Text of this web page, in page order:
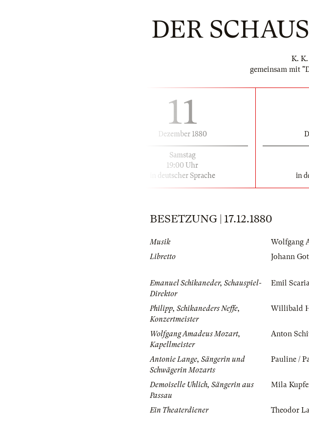
DER
K.
gemeinsam mit
11
Dezember 1880
Samstag
19:00 Uhr
in deutscher Sprache
in
BESETZUNG | 17.12.1880
Musik
Wolfgang
Libretto
Johann
Emanuel Schikaneder, Schauspiel-
Direktor
Emil
Philipp, Schikaneders Neffe,
Konzertmeister
Willibald
Wolfgang Amadeus Mozart,
Kapellmeister
Anton
Antonie Lange, Sängerin und
Schwägerin Mozarts
Pauline /
Demoiselle Uhlich, Sängerin aus
Passau
Mila
Ein Theaterdiener Theodor